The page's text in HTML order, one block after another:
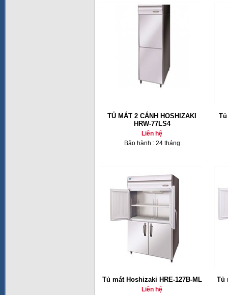
TỦ MÁT 2 CÁNH HOSHIZAKI
HRW-77LS4
Liên hệ
Bảo hành : 24 tháng
Tủ mát Hoshizaki HRE-127B-ML
Liên hệ
Tủ